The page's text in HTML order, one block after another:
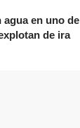
en uno de
de ira